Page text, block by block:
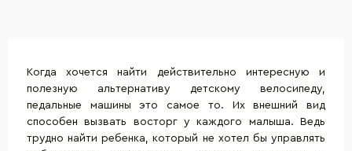
Когда хочется найти действительно интересную и
полезную альтернативу детскому велосипеду,
педальные машины это самое то. Их внешний вид
способен вызвать восторг у каждого малыша. Ведь
трудно найти ребенка, который не хотел бы управлять